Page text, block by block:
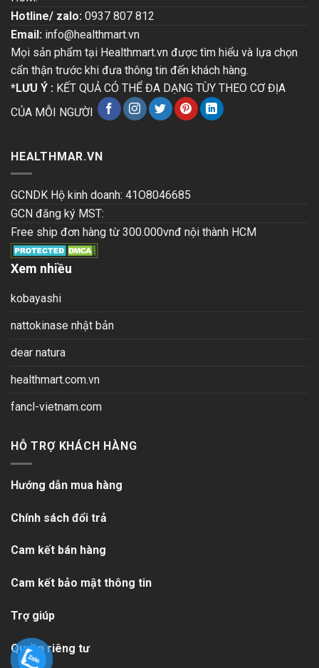
Hotline/ zalo: 0937 807 812
Email: info@healthmart.vn
Mọi sản phẩm tại Healthmart.vn được tìm hiểu và lựa chọn
cẩn thận trước khi đưa thông tin đến khách hàng.
*LƯU Ý : KẾT QUẢ CÓ THỂ ĐA DẠNG TÙY THEO CƠ ĐỊA
CỦA MỖI NGƯỜI
HEALTHMAR.VN
GCNDK Hộ kinh doanh: 41O8046685
GCN đăng ký MST:
Free ship đơn hàng từ 300.000vnđ nội thành HCM
Xem nhiều
kobayashi
nattokinase nhật bản
dear natura
healthmart.com.vn
fancl-vietnam.com
HỖ TRỢ KHÁCH HÀNG
Hướng dẫn mua hàng
Chính sách đổi trả
Cam kết bán hàng
Cam kết bảo mật thông tin
Trợ giúp
Quyền riêng tư